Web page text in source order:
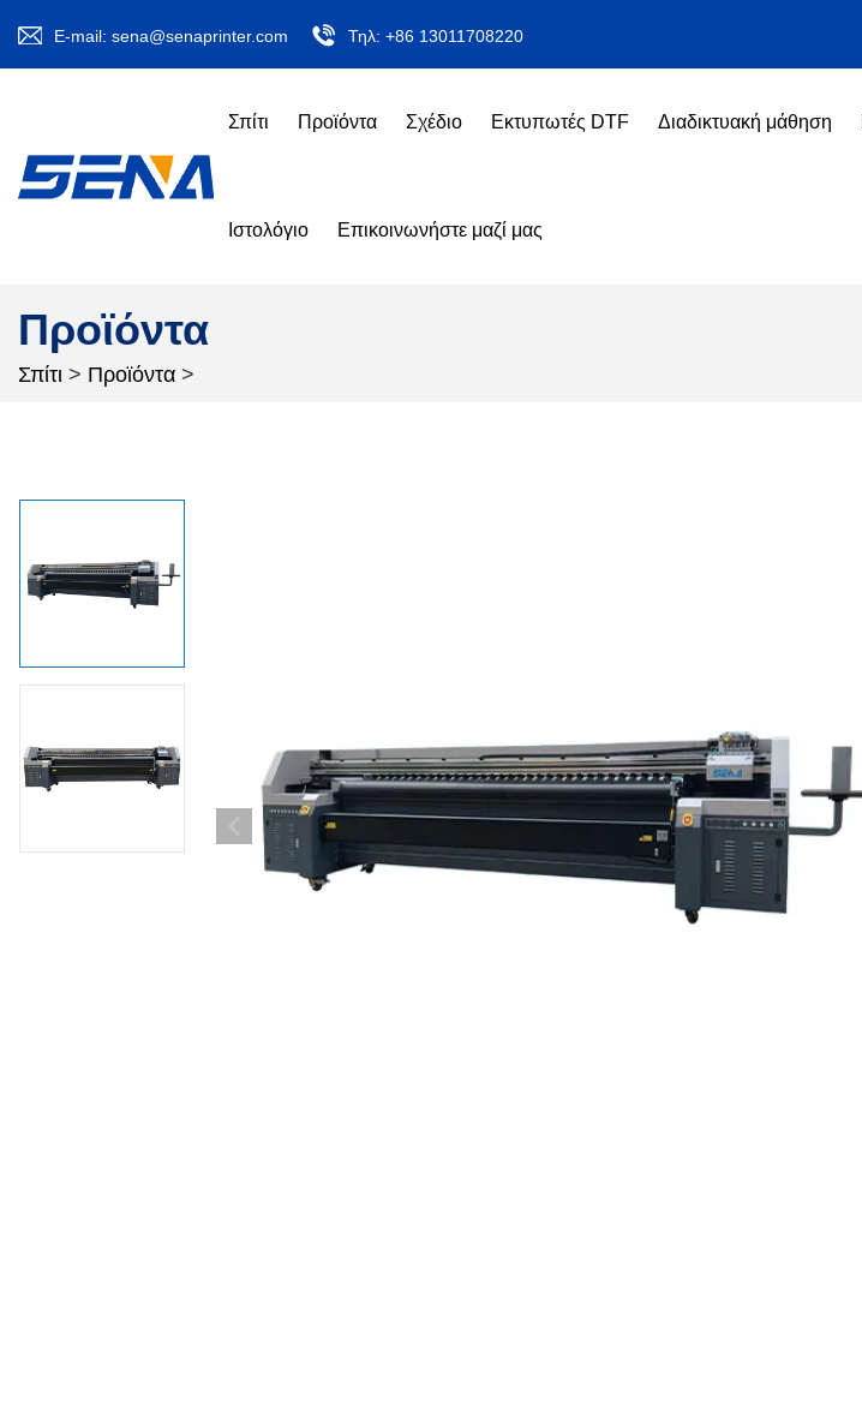
E-mail: sena@senaprinter.com Τηλ: +86 13011708220
Σπίτι Προϊόντα Σχέδιο Εκτυπωτές DTF Διαδικτυακή μάθηση
Ιστολόγιο Επικοινωνήστε μαζί μας
Προϊόντα
Σπίτι > Προϊόντα >